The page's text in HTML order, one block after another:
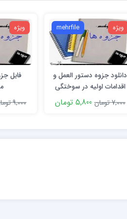
ویژه mehrfile
دانلود جزوه دستور العمل و
اقدامات اولیه در سوختگى
7,000 تومان
5,800 تومان
ویژه
فایل
9,000 تومان